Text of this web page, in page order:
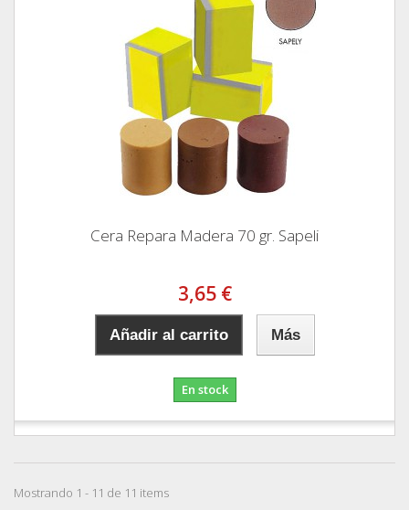
Cera Repara Madera 70 gr. Sapeli
3,65 €
Añadir al carrito Más
En stock
Mostrando 1 - 11 de 11 items